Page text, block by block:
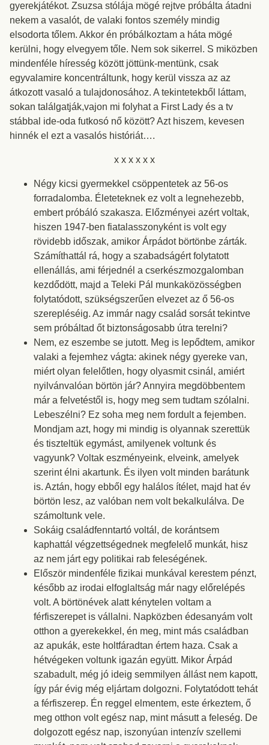
gyerekjátékot. Zsuzsa stólája mögé rejtve próbálta átadni
nekem a vasalót, de valaki fontos személy mindig
elsodorta tőlem. Akkor én próbálkoztam a háta mögé
kerülni, hogy elvegyem tőle. Nem sok sikerrel. S miközben
mindenféle híresség között jöttünk-mentünk, csak
egyvalamire koncentráltunk, hogy kerül vissza az az
átkozott vasaló a tulajdonosához. A tekintetekből láttam,
sokan találgatják,vajon mi folyhat a First Lady és a tv
stábbal ide-oda futkosó nő között? Azt hiszem, kevesen
hinnék el ezt a vasalós históriát….
x x x x x x
Négy kicsi gyermekkel csöppentetek az 56-os
forradalomba. Életeteknek ez volt a legnehezebb,
embert próbáló szakasza. Előzményei azért voltak,
hiszen 1947-ben fiatalasszonyként is volt egy
rövidebb időszak, amikor Árpádot börtönbe zárták.
Számíthattál rá, hogy a szabadságért folytatott
ellenállás, ami férjednél a cserkészmozgalomban
kezdődött, majd a Teleki Pál munkaközösségben
folytatódott, szükségszerűen elvezet az ő 56-os
szerepléséig. Az immár nagy család sorsát tekintve
sem próbáltad őt biztonságosabb útra terelni?
Nem, ez eszembe se jutott. Meg is lepődtem, amikor
valaki a fejemhez vágta: akinek négy gyereke van,
miért olyan felelőtlen, hogy olyasmit csinál, amiért
nyilvánvalóan börtön jár? Annyira megdöbbentem
már a felvetéstől is, hogy meg sem tudtam szólalni.
Lebeszélni? Ez soha meg nem fordult a fejemben.
Mondjam azt, hogy mi mindig is olyannak szerettük
és tiszteltük egymást, amilyenek voltunk és
vagyunk? Voltak eszményeink, elveink, amelyek
szerint élni akartunk. És ilyen volt minden barátunk
is. Aztán, hogy ebből egy halálos ítélet, majd hat év
börtön lesz, az valóban nem volt bekalkulálva. De
számoltunk vele.
Sokáig családfenntartó voltál, de korántsem
kaphattál végzettségednek megfelelő munkát, hisz
az nem járt egy politikai rab feleségének.
Először mindenféle fizikai munkával kerestem pénzt,
később az irodai elfoglaltság már nagy előrelépés
volt. A börtönévek alatt kénytelen voltam a
férfiszerepet is vállalni. Napközben édesanyám volt
otthon a gyerekekkel, én meg, mint más családban
az apukák, este holtfáradtan értem haza. Csak a
hétvégeken voltunk igazán együtt. Mikor Árpád
szabadult, még jó ideig semmilyen állást nem kapott,
így pár évig még eljártam dolgozni. Folytatódott tehát
a férfiszerep. Én reggel elmentem, este érkeztem, ő
meg otthon volt egész nap, mint másutt a feleség. De
dolgozott egész nap, iszonyúan intenzív szellemi